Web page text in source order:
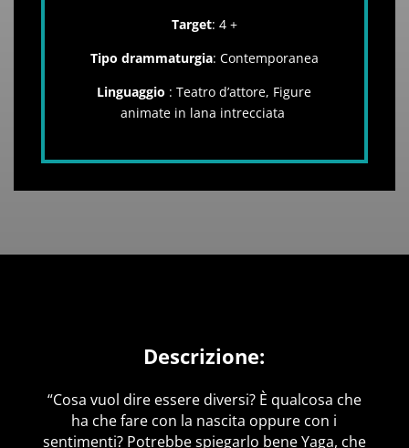
Target: 4 +
Tipo drammaturgia: Contemporanea
Linguaggio : Teatro d’attore, Figure
animate in lana intrecciata
Descrizione:
“Cosa vuol dire essere diversi? È qualcosa che
ha che fare con la nascita oppure con i
sentimenti? Potrebbe spiegarlo bene Yaga, che